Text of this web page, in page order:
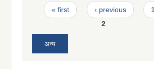
Pages
« first ‹ previous
1
2
अन्य